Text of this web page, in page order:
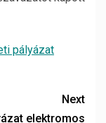
pályázat
Next
elektromos